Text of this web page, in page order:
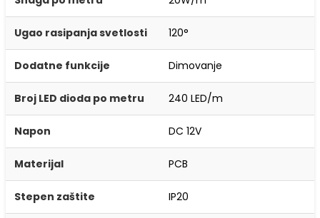
Ugao rasipanja svetlosti 120°
Dodatne funkcije Dimovanje
Broj LED dioda po metru 240 LED/m
Napon DC 12V
Materijal PCB
Stepen zaštite IP20